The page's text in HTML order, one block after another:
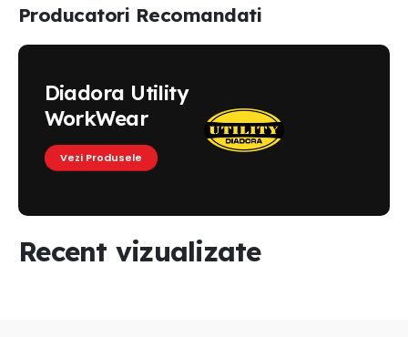
Producatori Recomandati
Diadora Utility
WorkWear
Vezi Produsele
Recent vizualizate